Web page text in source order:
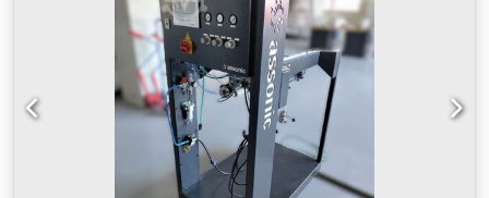
, sisendpinge:415 V
, sisendtüüpi vool:
kolmefaasiline,